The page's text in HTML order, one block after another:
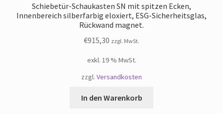
Schiebetür-Schaukasten SN mit spitzen Ecken,
Innenbereich silberfarbig eloxiert, ESG-Sicherheitsglas,
Rückwand magnet.
€915,30 zzgl. MwSt.
exkl. 19 % MwSt.
zzgl. Versandkosten
In den Warenkorb